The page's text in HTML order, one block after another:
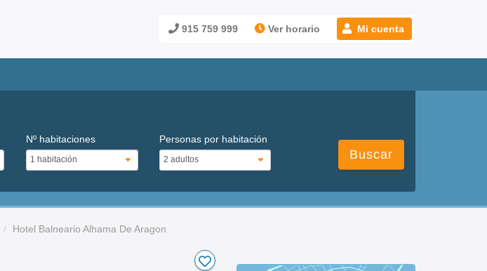
915 759 999 Ver horario Mi cuenta
Nº habitaciones Personas por habitación
Buscar
Hotel Balneario Alhama De Aragon